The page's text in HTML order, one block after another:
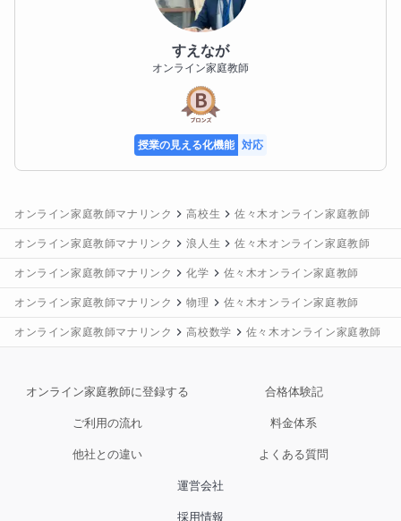
2017年4月　東北大学工学部電気情報物理工学科　入
2021年3月　東北大学工学部電気情報物理工学科　卒
2021年4月　東北大学大学院工学研究科技術社会シス
2023年3月　東北大学大学院工学研究科技術社会シス
すえなが
オンライン家庭教師
授業の見える化機能 対応
オンライン家庭教師マナリンク 高校生 佐々木オンライン家庭教師
オンライン家庭教師マナリンク 浪人生 佐々木オンライン家庭教師
オンライン家庭教師マナリンク 化学 佐々木オンライン家庭教師
オンライン家庭教師マナリンク 物理 佐々木オンライン家庭教師
オンライン家庭教師マナリンク 高校数学 佐々木オンライン家庭教師
オンライン家庭教師に登録する 合格体験記
ご利用の流れ 料金体系
他社との違い よくある質問
運営会社
採用情報